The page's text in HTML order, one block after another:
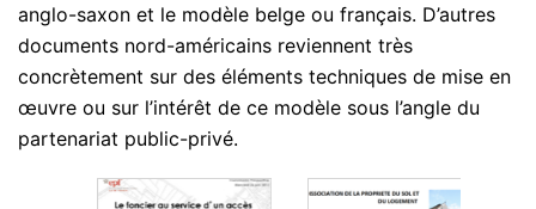
anglo-saxon et le modèle belge ou français. D’autres
documents nord-américains reviennent très
concrètement sur des éléments techniques de mise en
œuvre ou sur l’intérêt de ce modèle sous l’angle du
partenariat public-privé.